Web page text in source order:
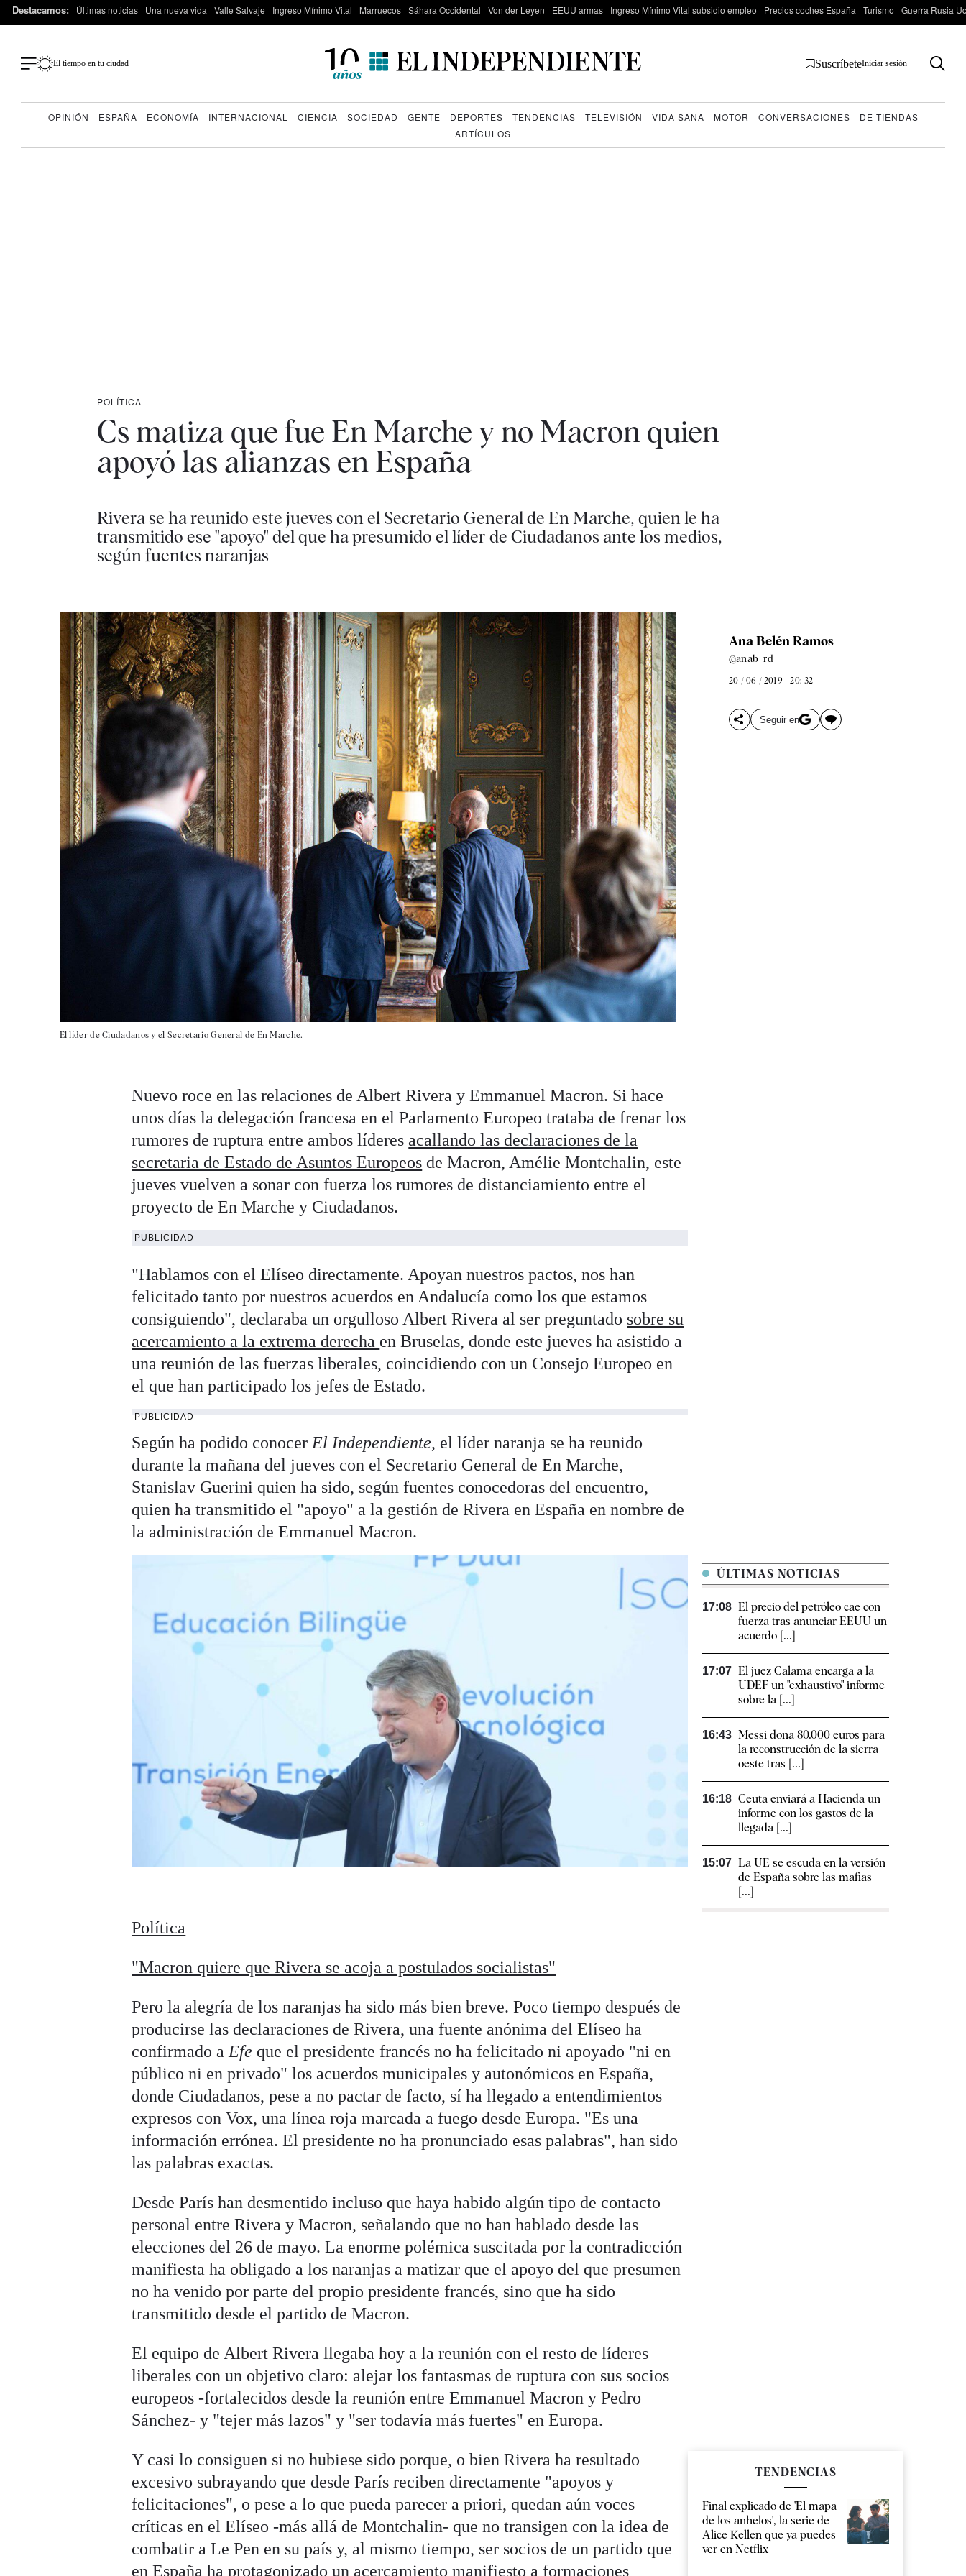
Destacamos: Últimas noticias Una nueva vida Valle Salvaje Ingreso Mínimo Vital Marruecos Sáhara Occidental Von der Leyen EEUU armas Ingreso Mínimo Vital subsidio empleo Precios coches España Turismo Guerra Rusia
El tiempo en tu ciudad SuscríbeteIniciar sesión
OPINIÓN ESPAÑA ECONOMÍA INTERNACIONAL CIENCIA SOCIEDAD GENTE DEPORTES TENDENCIAS TELEVISIÓN VIDA SANA MOTOR CONVERSACIONES
DE TIENDAS
ARTÍCULOS
POLÍTICA
Cs matiza que fue En Marche y no Macron quien
apoyó las alianzas en España
Rivera se ha reunido este jueves con el Secretario General de En Marche, quien le ha
transmitido ese "apoyo" del que ha presumido el líder de Ciudadanos ante los medios,
según fuentes naranjas
El líder de Ciudadanos y el Secretario General de En Marche.
Ana Belén Ramos
@anab_rd
20 / 06 / 2019 - 20: 32
Seguir en
Nuevo roce en las relaciones de Albert Rivera y Emmanuel Macron. Si hace
unos días la delegación francesa en el Parlamento Europeo trataba de frenar los
rumores de ruptura entre ambos líderes acallando las declaraciones de la
secretaria de Estado de Asuntos Europeos de Macron, Amélie Montchalin, este
jueves vuelven a sonar con fuerza los rumores de distanciamiento entre el
proyecto de En Marche y Ciudadanos.
PUBLICIDAD
"Hablamos con el Elíseo directamente. Apoyan nuestros pactos, nos han
felicitado tanto por nuestros acuerdos en Andalucía como los que estamos
consiguiendo", declaraba un orgulloso Albert Rivera al ser preguntado sobre su
acercamiento a la extrema derecha en Bruselas, donde este jueves ha asistido a
una reunión de las fuerzas liberales, coincidiendo con un Consejo Europeo en
el que han participado los jefes de Estado.
PUBLICIDAD
Según ha podido conocer El Independiente, el líder naranja se ha reunido
durante la mañana del jueves con el Secretario General de En Marche,
Stanislav Guerini quien ha sido, según fuentes conocedoras del encuentro,
quien ha transmitido el "apoyo" a la gestión de Rivera en España en nombre de
la administración de Emmanuel Macron.
Política
"Macron quiere que Rivera se acoja a postulados socialistas"
Pero la alegría de los naranjas ha sido más bien breve. Poco tiempo después de
producirse las declaraciones de Rivera, una fuente anónima del Elíseo ha
confirmado aEfeque el presidente francés no ha felicitado ni apoyado "ni en
público ni en privado" los acuerdos municipales y autonómicos en España,
donde Ciudadanos, pese a no pactar de facto, sí ha llegado a entendimientos
expresos con Vox, una línea roja marcada a fuego desde Europa. "Es una
información errónea. El presidente no ha pronunciado esas palabras", han sido
las palabras exactas.
Desde París han desmentido incluso que haya habido algún tipo de contacto
personal entre Rivera y Macron, señalando que no han hablado desde las
elecciones del 26 de mayo. La enorme polémica suscitada por la contradicción
manifiesta ha obligado a los naranjas a matizar que el apoyo del que presumen
no ha venido por parte del propio presidente francés, sino que ha sido
transmitido desde el partido de Macron.
El equipo de Albert Rivera llegaba hoy a la reunión con el resto de líderes
liberales con un objetivo claro: alejar los fantasmas de ruptura con sus socios
europeos -fortalecidos desde la reunión entre Emmanuel Macron y Pedro
Sánchez- y "tejer más lazos" y "ser todavía más fuertes" en Europa.
Y casi lo consiguen si no hubiese sido porque, o bien Rivera ha resultado
excesivo subrayando que desde París reciben directamente "apoyos y
felicitaciones", o pese a lo que pueda parecer a priori, quedan aún voces
críticas en el Elíseo -más allá de Montchalin- que no transigen con la idea de
combatir a Le Pen en su país y, al mismo tiempo, ser socios de un partido que
en España ha protagonizado un acercamiento manifiesto a formaciones
ÚLTIMAS NOTICIAS
17:08 El precio del petróleo cae con
fuerza tras anunciar EEUU un
acuerdo [...]
17:07 El juez Calama encarga a la
UDEF un "exhaustivo" informe
sobre la [...]
16:43 Messi dona 80.000 euros para
la reconstrucción de la sierra
oeste tras [...]
16:18 Ceuta enviará a Hacienda un
informe con los gastos de la
llegada [...]
15:07 La UE se escuda en la versión
de España sobre las mafias
[...]
TENDENCIAS
Final explicado de 'El mapa
de los anhelos', la serie de
Alice Kellen que ya puedes
ver en Netflix